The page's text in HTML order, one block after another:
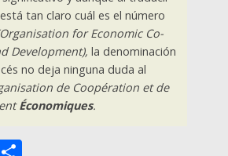
tan claro cuál es el número
for Economic Co-
Development), la denominación
no deja ninguna duda al
de Coopération et de
Économiques.